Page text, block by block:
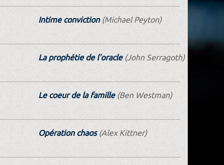
Intime conviction(Michael Peyton)
La prophétie de l'oracle(John Serragoth)
Le coeur de la famille(Ben Westman)
Opération chaos(Alex Kittner)